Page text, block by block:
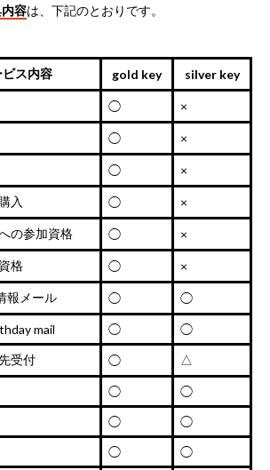
容は、下記のとおりです。
ス内容 gold key silver key
◯ ×
◯ ×
◯ ×
入 ◯ ×
の参加資格 ◯ ×
格 ◯ ×
報メール ◯ ◯
mail ◯
◯
受付
◯ △
◯
◯
◯
◯
◯
◯